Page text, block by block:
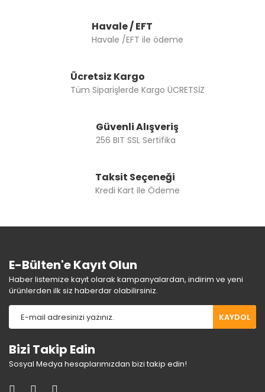
Havale / EFT
Havale /EFT ile ödeme
Ücretsiz Kargo
Tüm Siparişlerde Kargo ÜCRETSİZ
Güvenli Alışveriş
256 BIT SSL Sertifika
Taksit Seçeneği
Kredi Kart ile Ödeme
E-Bülten'e Kayıt Olun
Haber listemize kayıt olarak kampanyalardan, indirim ve yeni
ürünlerden ilk siz haberdar olabilirsiniz.
KAYDOL
Bizi Takip Edin
Sosyal Medya hesaplarımızdan bizi takip edin!